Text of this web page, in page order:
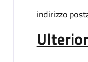
indirizzo